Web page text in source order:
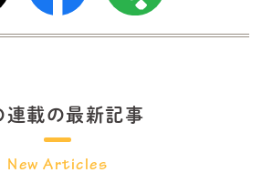
連載の最新記事